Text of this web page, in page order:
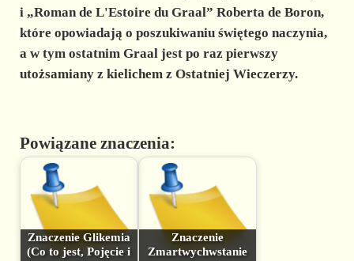
i „Roman de L'Estoire du Graal” Roberta de Boron,
które opowiadają o poszukiwaniu świętego naczynia,
a w tym ostatnim Graal jest po raz pierwszy
utożsamiany z kielichem z Ostatniej Wieczerzy.
Powiązane znaczenia:
Znaczenie Glikemia
(Co to jest, Pojęcie i
Znaczenie
Zmartwychwstanie